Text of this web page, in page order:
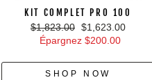
KIT COMPLET PRO 100
Prix
régulier
$1,823.00 Prix
réduit
$1,623.00
Épargnez $200.00
SHOP NOW